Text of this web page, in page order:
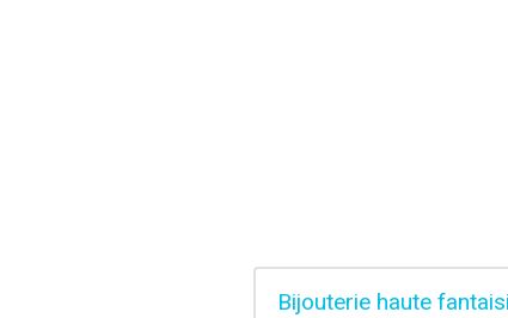
Bijouterie haute